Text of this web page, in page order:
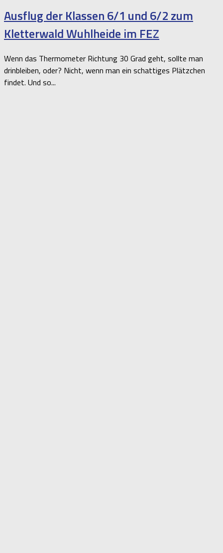
Ausflug der Klassen 6/1 und 6/2 zum
Kletterwald Wuhlheide im FEZ
Wenn das Thermometer Richtung 30 Grad geht, sollte man
drinbleiben, oder? Nicht, wenn man ein schattiges Plätzchen
findet. Und so...